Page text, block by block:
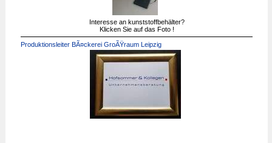
Interesse an kunststoffbehälter?
Klicken Sie auf das Foto !
Produktionsleiter BÃ¤ckerei GroÃŸraum Leipzig